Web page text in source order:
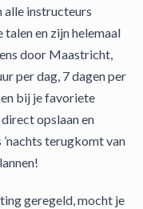
instructeurs
en zijn helemaal
door Maastricht,
per dag, 7 dagen per
bij je favoriete
opslaan en
terugkomt van
geregeld, mocht je